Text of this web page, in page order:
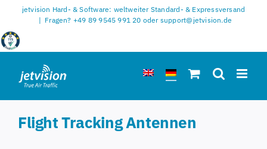
springen
jetvision Hard- & Software: weltweiter Standard- & Expressversand
| Fragen? +49 89 9545 991 20 oder support@jetvision.de
Flight Tracking Antennen